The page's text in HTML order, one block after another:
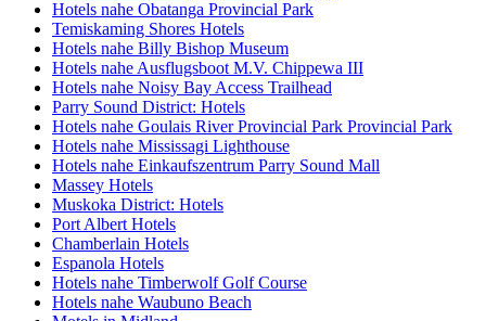
Hotels nahe Obatanga Provincial Park
Temiskaming Shores Hotels
Hotels nahe Billy Bishop Museum
Hotels nahe Ausflugsboot M.V. Chippewa III
Hotels nahe Noisy Bay Access Trailhead
Parry Sound District: Hotels
Hotels nahe Goulais River Provincial Park Provincial Park
Hotels nahe Mississagi Lighthouse
Hotels nahe Einkaufszentrum Parry Sound Mall
Massey Hotels
Muskoka District: Hotels
Port Albert Hotels
Chamberlain Hotels
Espanola Hotels
Hotels nahe Timberwolf Golf Course
Hotels nahe Waubuno Beach